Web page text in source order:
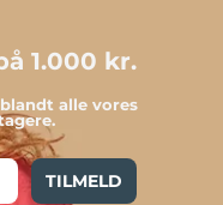
1.000 kr.
alle vores
TILMELD